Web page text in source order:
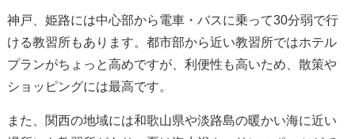
神戸、姫路には中心部から電車・バスに乗って30分弱で行
ける教習所もあります。都市部から近い教習所ではホテル
プランがちょっと高めですが、利便性も高いため、散策や
ショッピングには最高です。
また、関西の地域には和歌山県や淡路島の暖かい海に近い